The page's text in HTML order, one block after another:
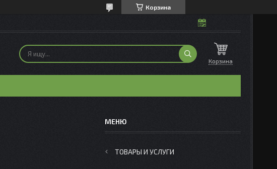
Корзина
Корзина
ТОВАРЫ И УСЛУГИ